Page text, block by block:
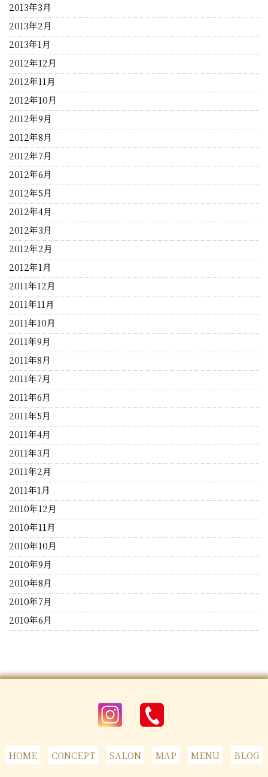
2013年3月
2013年2月
2013年1月
2012年12月
2012年11月
2012年10月
2012年9月
2012年8月
2012年7月
2012年6月
2012年5月
2012年4月
2012年3月
2012年2月
2012年1月
2011年12月
2011年11月
2011年10月
2011年9月
2011年8月
2011年7月
2011年6月
2011年5月
2011年4月
2011年3月
2011年2月
2011年1月
2010年12月
2010年11月
2010年10月
2010年9月
2010年8月
2010年7月
2010年6月
HOME CONCEPT SALON MAP MENU BLOG